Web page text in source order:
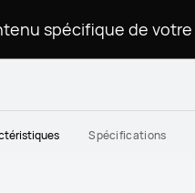
Spécifications